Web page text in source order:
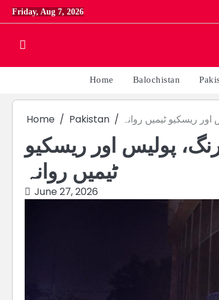
Skip
to
Friday, Aug 7, 2026
Home Balochistan
Home Pakistan ریسکیو ٹیمیں روانہ
پولیس اور ریسکیو
ٹیمیں روانہ
June 27, 2026